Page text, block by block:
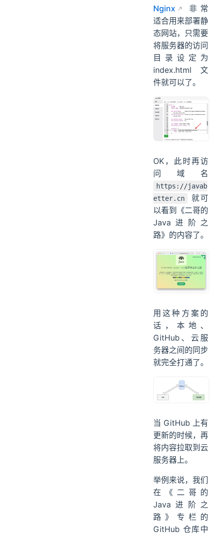
Nginx 部署静
态网站
Nginx
非常
适合用来部署静
态网站，只需要
将服务器的访问
目录设定为
index.html 文
件就可以了。
OK，此时再访
问域名
https://javab
etter.cn
就可
以看到《二哥的
Java进阶之
路》的内容了。
用这种方案的
话，本地、
GitHub、云服
务器之间的同步
就完全打通了。
当 GitHub 上有
更新的时候，再
将内容拉取到云
服务器上。
举例来说，我们
在《二哥的